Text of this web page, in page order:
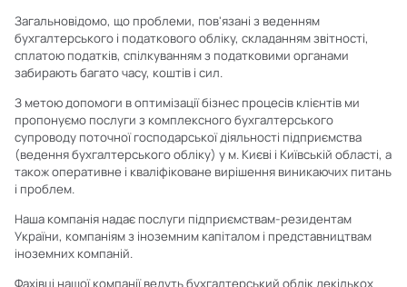
Загальновідомо, що проблеми, пов'язані з веденням
бухгалтерського і податкового обліку, складанням звітності,
сплатою податків, спілкуванням з податковими органами
забирають багато часу, коштів і сил.
З метою допомоги в оптимізації бізнес процесів клієнтів ми
пропонуємо послуги з комплексного бухгалтерського
супроводу поточної господарської діяльності підприємства
(ведення бухгалтерського обліку) у м. Києві і Київській області, а
також оперативне і кваліфіковане вирішення виникаючих питань
і проблем.
Наша компанія надає послуги підприємствам-резидентам
України, компаніям з іноземним капіталом і представництвам
іноземних компаній.
Фахівці нашої компанії ведуть бухгалтерський облік декількох